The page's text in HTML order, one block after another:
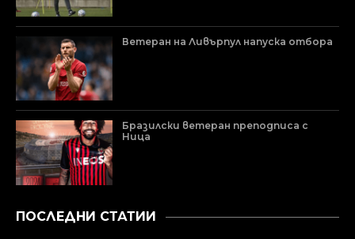
Ветеран на Ливърпул напуска отбора
Бразилски ветеран преподписа с
Ница
ПОСЛЕДНИ СТАТИИ